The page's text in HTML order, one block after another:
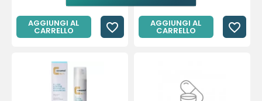
AGGIUNGI AL
CARRELLO favorite_border AGGIUNGI AL
CARRELLO favorite_border